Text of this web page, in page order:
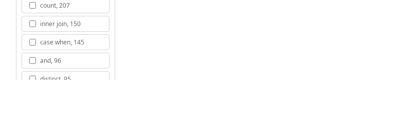
count, 207
inner join, 150
case when, 145
and, 96
distinct, 95